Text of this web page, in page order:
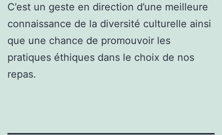
C’est un geste en direction d’une meilleure
connaissance de la diversité culturelle ainsi
que une chance de promouvoir les
pratiques éthiques dans le choix de nos
repas.